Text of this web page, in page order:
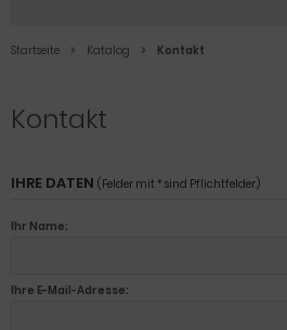
Startseite Katalog Kontakt
Kontakt
IHRE DATEN (Felder mit * sind Pflichtfelder.)
Ihr Name:
Ihre E-Mail-Adresse: